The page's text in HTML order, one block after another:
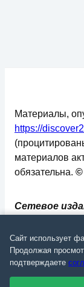
Сетевое
надзору в
технологий
ФС 77 - 73793.
Материалы,
https://
материалов
обязательна. ©
Сайт использует
Продолжая
подтверждаете